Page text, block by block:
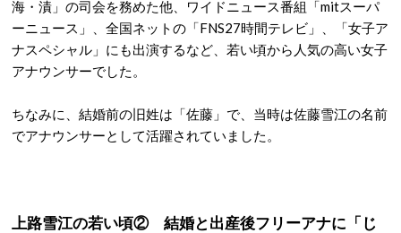
海・漬」の司会を務めた他、ワイドニュース番組「mitスーパ
ーニュース」、全国ネットの「FNS27時間テレビ」、「女子ア
ナスペシャル」にも出演するなど、若い頃から人気の高い女子
アナウンサーでした。
ちなみに、結婚前の旧姓は「佐藤」で、当時は佐藤雪江の名前
でアナウンサーとして活躍されていました。
上路雪江の若い頃② 結婚と出産後フリーアナに「じ